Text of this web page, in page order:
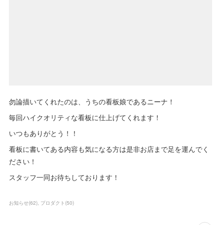
勿論描いてくれたのは、うちの看板娘であるニーナ！
毎回ハイクオリティな看板に仕上げてくれます！
いつもありがとう！！
看板に書いてある内容も気になる方は是非お店まで足を運んでく
ださい！
スタッフ一同お待ちしております！
お知らせ(62) プロダクト (50)